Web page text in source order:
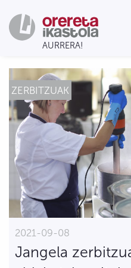
ZERBITZUAK
2021-09-08
Jangela